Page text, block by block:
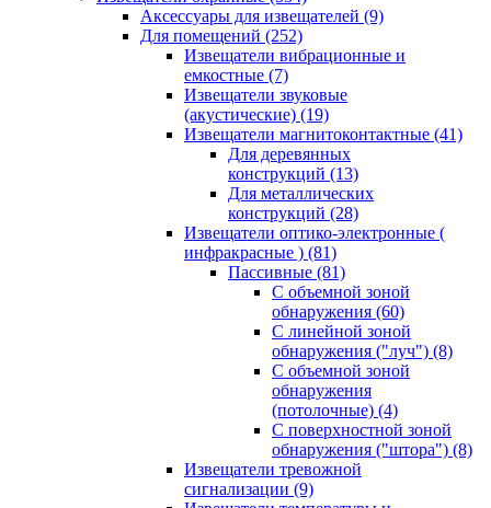
Аксессуары для извещателей (9)
Для помещений (252)
Извещатели вибрационные и
емкостные (7)
Извещатели звуковые
(акустические) (19)
Извещатели магнитоконтактные (41)
Для деревянных
конструкций (13)
Для металлических
конструкций (28)
Извещатели оптико-электронные (
инфракрасные ) (81)
Пассивные (81)
С объемной зоной
обнаружения (60)
С линейной зоной
обнаружения ("луч") (8)
С объемной зоной
обнаружения
(потолочные) (4)
С поверхностной зоной
обнаружения ("штора") (8)
Извещатели тревожной
сигнализации (9)